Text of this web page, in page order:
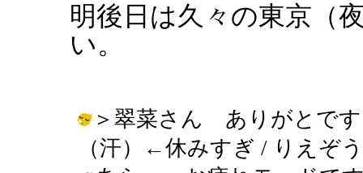
明後日は久々の東京（
い。
＞翠菜さん ありがとで
（汗）←休みすぎ / りえぞ